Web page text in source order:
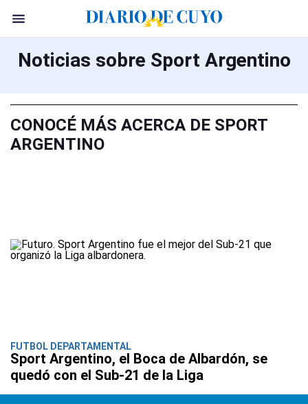
Noticias sobre Sport Argentino
CONOCÉ MÁS ACERCA DE SPORT
ARGENTINO
FUTBOL DEPARTAMENTAL
Sport Argentino, el Boca de Albardón, se
quedó con el Sub-21 de la Liga